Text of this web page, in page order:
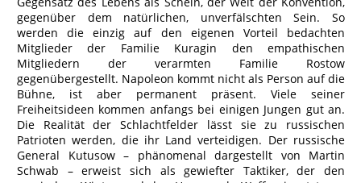
gegenüber dem natürlichen, unverfälschten Sein. So
werden die einzig auf den eigenen Vorteil bedachten
Mitglieder der Familie Kuragin den empathischen
Mitgliedern der verarmten Familie Rostow
gegenübergestellt. Napoleon kommt nicht als Person auf die
Bühne, ist aber permanent präsent. Viele seiner
Freiheitsideen kommen anfangs bei einigen Jungen gut an.
Die Realität der Schlachtfelder lässt sie zu russischen
Patrioten werden, die ihr Land verteidigen. Der russische
General Kutusow – phänomenal dargestellt von Martin
Schwab – erweist sich als gewiefter Taktiker, der den